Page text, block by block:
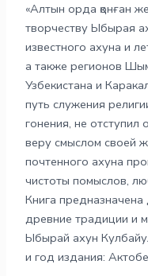
«Алтын орда қонған
творчеству Ыбырая
известного ахуна и
а также регионов
Узбекистана и
путь служения
гонения, не отступил
веру смыслом своей
почтенного ахуна
чистоты помыслов,
Книга предназначена
древние традиции и
Ыбырай ахун
и год издания: